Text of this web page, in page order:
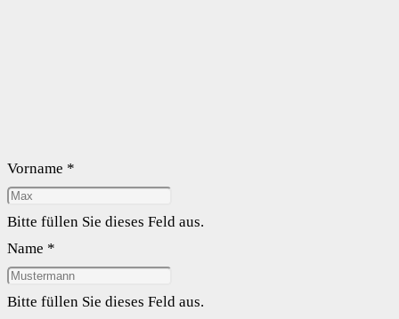
Vorname *
Bitte füllen Sie dieses Feld aus.
Name *
Bitte füllen Sie dieses Feld aus.